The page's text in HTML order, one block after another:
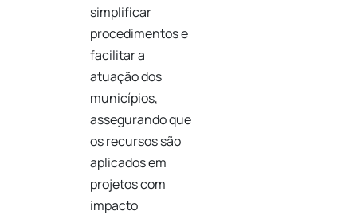
simplificar
procedimentos e
facilitar a
atuação dos
municípios,
assegurando que
os recursos são
aplicados em
projetos com
impacto